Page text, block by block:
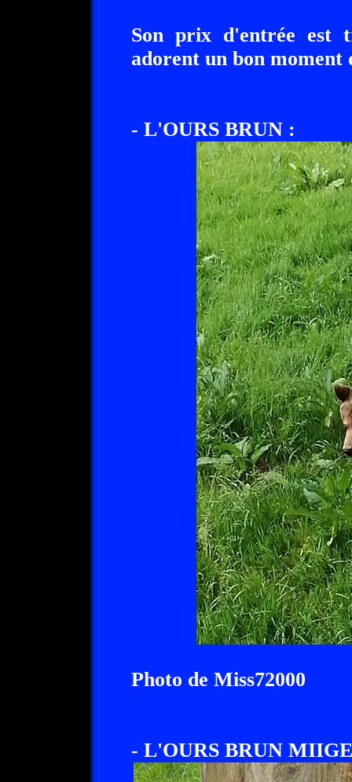
Son prix d'entrée est
adorent un bon moment
- L'OURS BRUN :
Photo de Miss72000
- L'OURS BRUN